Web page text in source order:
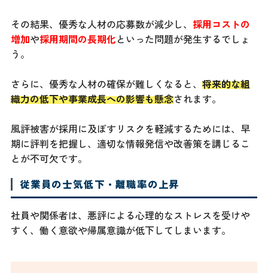
その結果、優秀な人材の応募数が減少し、 採用コストの
増加や採用期間の長期化といった問題が発生するでしょ
う。
さらに、優秀な人材の確保が難しくなると、 将来的な組
織力の低下や事業成長への影響も懸念されます。
風評被害が採用に及ぼすリスクを軽減するためには、早
期に評判を把握し、適切な情報発信や改善策を講じるこ
とが不可欠です。
従業員の士気低下・離職率の上昇
社員や関係者は、悪評による心理的なストレスを受けや
すく、働く意欲や帰属意識が低下してしまいます。